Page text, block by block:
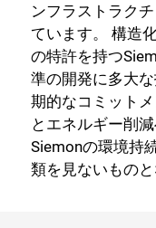
ンフラストラク
ています。 構造
の特許を持つ
準の開発に多大
期的なコミット
とエネルギー削
Siemonの環境持
類を見ないものと